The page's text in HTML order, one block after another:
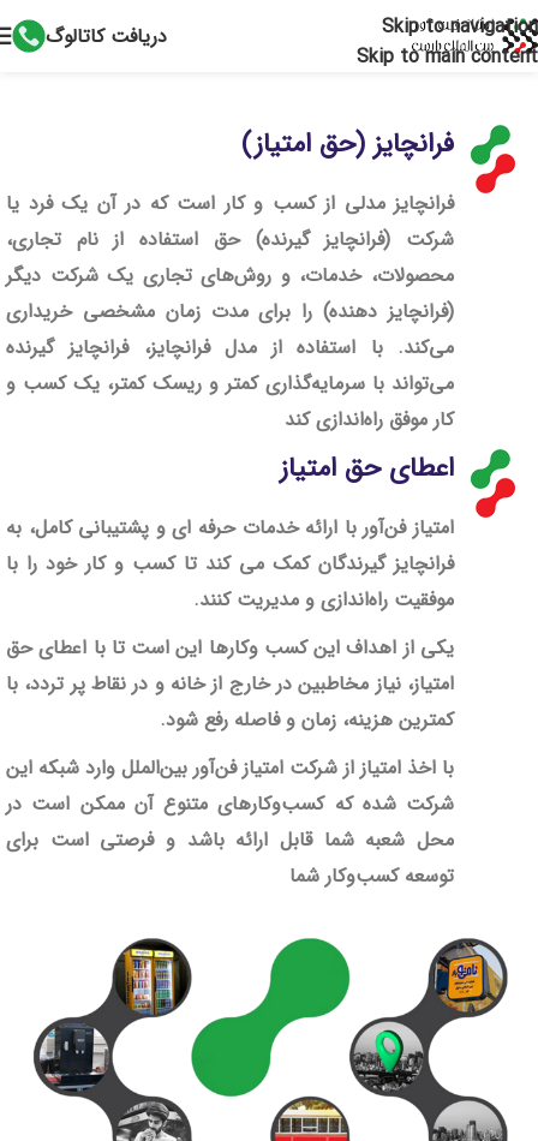
Skip to navigation
Skip to main content
دریافت کاتالوگ
فرانچایز (حق امتیاز)
فرانچایز مدلی از کسب و کار است که در آن یک فرد یا
شرکت (فرانچایز گیرنده) حق استفاده از نام تجاری،
محصولات، خدمات، و روش‌های تجاری یک شرکت دیگر
(فرانچایز دهنده) را برای مدت زمان مشخصی خریداری
می‌کند. با استفاده از مدل فرانچایز، فرانچایز گیرنده
می‌تواند با سرمایه‌گذاری کمتر و ریسک کمتر، یک کسب و
کار موفق راه‌اندازی کند
اعطای‌ حق‌ امتیاز
امتیاز فن‌آوربا ارائه خدمات حرفه ای و پشتیبانی کامل، به
فرانچایز گیرندگان کمک می کند تا کسب و کار خود را با
موفقیت راه‌اندازی و مدیریت کنند.
یکی از اهداف این کسب وکارها این است تا با اعطای حق
امتیاز،نیاز مخاطبین در خارج از خانه و در نقاط پر تردد، با
کمترین هزینه، زمان و فاصله رفع شود.
با اخذ امتیاز از شرکت امتیاز فن‌آور بین‌الملل وارد شبکه این
شرکت شده که کسب‌وکارهای متنوع آن ممکن است در
محل شعبه شما قابل ارائه باشد و فرصتی است برای
توسعه کسب‌وکار شما